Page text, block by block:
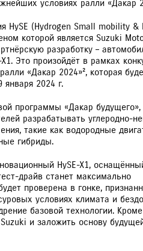
условиях ралли «Дакар
HySE (Hydrogen Small mobility &
которой является Suzuki
разработку –
Это произойдёт в рамках
«Дакар 2024»², которая
2024 г.
программы «Дакар будущего»,
разрабатывать углеродно-
такие как водородные
гибриды.
HySE-X1,
драйв станет максимально
проверена в гонке,
условиях климата и
базовой технологии. Кроме
и заложить основу